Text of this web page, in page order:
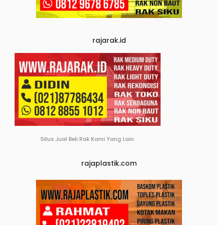
rajarak.id
Situs Jual Beli Rak Kami Yang Lain.
rajaplastik.com